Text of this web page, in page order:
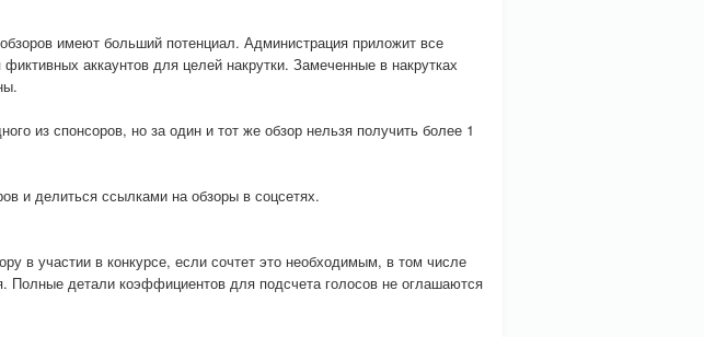
имеют больший потенциал. Администрация приложит все
аккаунтов для целей накрутки. Замеченные в накрутках
из спонсоров, но за один и тот же обзор нельзя получить более 1
и делиться ссылками на обзоры в соцсетях.
в участии в конкурсе, если сочтет это необходимым, в том числе
Полные детали коэффициентов для подсчета голосов не оглашаются